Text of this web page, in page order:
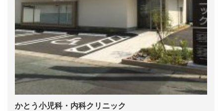
かとう小児科・内科クリニック